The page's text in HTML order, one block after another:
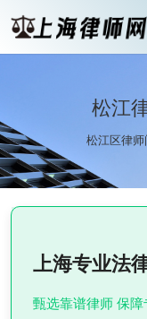
松江
松江区律师
上海专业法
甄选靠谱律师 保障